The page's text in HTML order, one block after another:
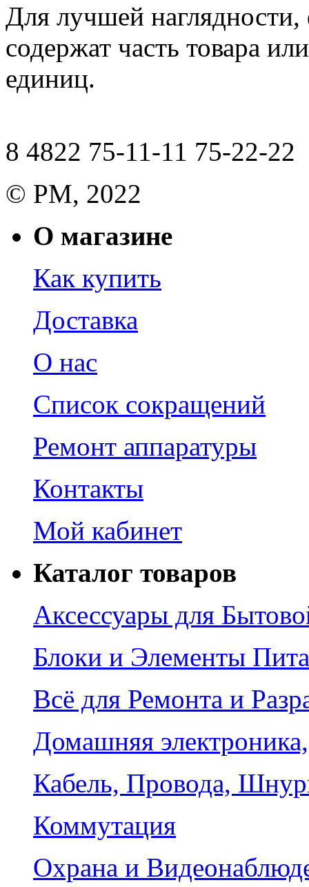
Для лучшей наглядности,
содержат часть товара
единиц.
8 4822 75-11-11 75-22-22
© РМ, 2022
О магазине
Как купить
Доставка
О нас
Список сокращений
Ремонт аппаратуры
Контакты
Мой кабинет
Каталог товаров
Аксессуары для
Блоки и Элементы
Всё для Ремонта и
Домашняя
Кабель, Провода,
Коммутация
Охрана и